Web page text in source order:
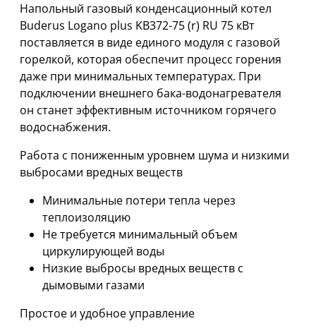
Напольный газовый конденсационный котел
Buderus Logano plus KB372-75 (r) RU 75 кВт
поставляется в виде единого модуля с газовой
горелкой, которая обеспечит процесс горения
даже при минимальных температурах. При
подключении внешнего бака-водонагревателя
он станет эффективным источником горячего
водоснабжения.
Работа с пониженным уровнем шума и низкими
выбросами вредных веществ
Минимальные потери тепла через
теплоизоляцию
Не требуется минимальный объем
циркулирующей воды
Низкие выбросы вредных веществ с
дымовыми газами
Простое и удобное управление